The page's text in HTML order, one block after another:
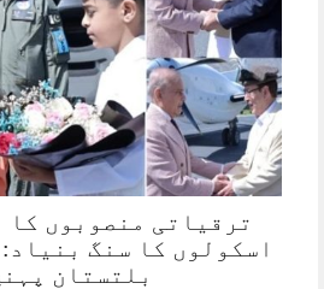
ترقیاتی منصوبوں کا
اسکولوں کا سنگ
بلتستان